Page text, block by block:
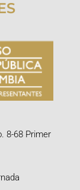
8-68 Primer